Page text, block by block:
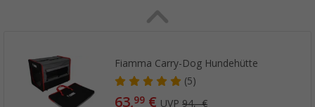
Fiamma Carry-Dog Hundehütte
(5)
63,99 € UVP94,- €